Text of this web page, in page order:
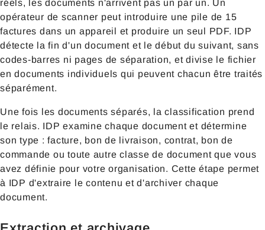
réels, les documents n'arrivent pas un par un. Un
opérateur de scanner peut introduire une pile de 15
factures dans un appareil et produire un seul PDF. IDP
détecte la fin d'un document et le début du suivant, sans
codes-barres ni pages de séparation, et divise le fichier
en documents individuels qui peuvent chacun être traités
séparément.
Une fois les documents séparés, la classification prend
le relais. IDP examine chaque document et détermine
son type : facture, bon de livraison, contrat, bon de
commande ou toute autre classe de document que vous
avez définie pour votre organisation. Cette étape permet
à IDP d'extraire le contenu et d'archiver chaque
document.